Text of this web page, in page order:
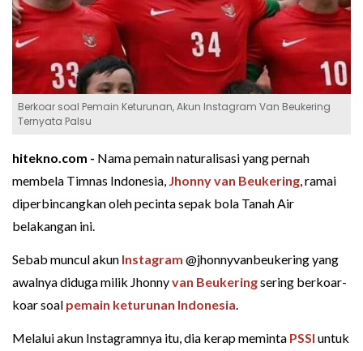
Berkoar soal Pemain Keturunan, Akun Instagram Van Beukering
Ternyata Palsu
hitekno.com - Nama pemain naturalisasi yang pernah
membela Timnas Indonesia, Jhonny van Beukering, ramai
diperbincangkan oleh pecinta sepak bola Tanah Air
belakangan ini.
Sebab muncul akun Instagram @jhonnyvanbeukering yang
awalnya diduga milik Jhonnyvan Beukeringsering berkoar-
koar soal pemain keturunan Indonesia.
Melalui akun Instagramnya itu, dia kerap meminta PSSI untuk